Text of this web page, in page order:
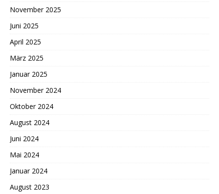
November 2025
Juni 2025
April 2025
März 2025
Januar 2025
November 2024
Oktober 2024
August 2024
Juni 2024
Mai 2024
Januar 2024
August 2023